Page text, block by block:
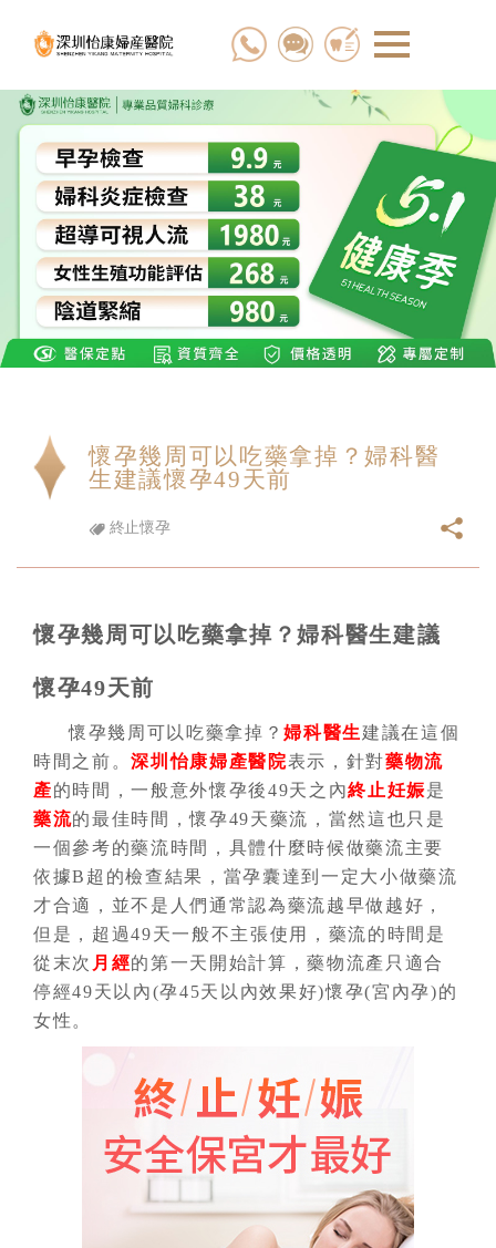
懷孕幾周可以吃藥拿掉？婦科醫
生建議懷孕49天前
終止懷孕
懷孕幾周可以吃藥拿掉？婦科醫生建議
懷孕49天前
懷孕幾周可以吃藥拿掉？婦科醫生建議在這個
時間之前。深圳怡康婦產醫院表示，針對藥物流
產的時間，一般意外懷孕後49天之內終止妊娠是
藥流的最佳時間，懷孕49天藥流，當然這也只是
一個參考的藥流時間，具體什麼時候做藥流主要
依據B超的檢查結果，當孕囊達到一定大小做藥流
才合適，並不是人們通常認為藥流越早做越好，
但是，超過49天一般不主張使用，藥流的時間是
從末次 月經的第一天開始計算，藥物流產只適合
停經49天以內(孕45天以內效果好)懷孕(宮內孕)的
女性。